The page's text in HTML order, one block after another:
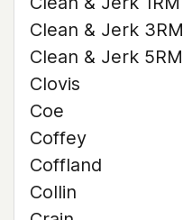
Clean & Jerk 3RM
Clean & Jerk 5RM
Clovis
Coe
Coffey
Coffland
Collin